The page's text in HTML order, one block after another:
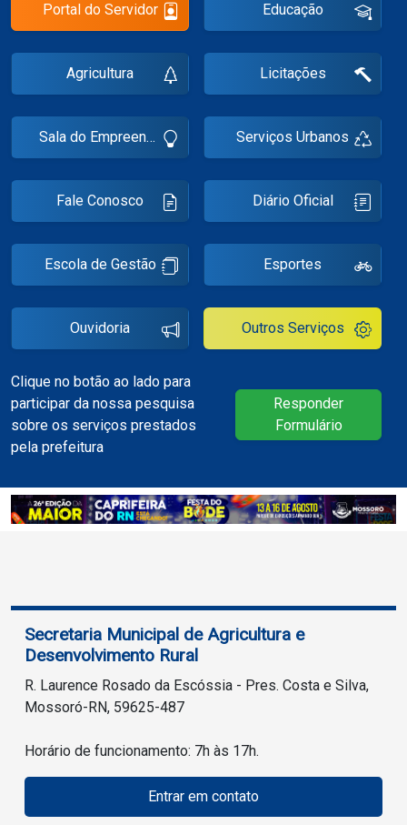
PESQUISAR
Portal do Servidor Educação
Agricultura Licitações
Sala do Empreendedor Serviços Urbanos
Fale Conosco Diário Oficial
Escola de Gestão Esportes
Ouvidoria Outros Serviços
Clique no botão ao lado para
participar da nossa pesquisa
sobre os serviços prestados
pela prefeitura
Responder
Formulário
Secretaria Municipal de Agricultura e
Desenvolvimento Rural
R. Laurence Rosado da Escóssia - Pres. Costa e Silva,
Mossoró-RN, 59625-487
Horário de funcionamento: 7h às 17h.
Entrar em contato